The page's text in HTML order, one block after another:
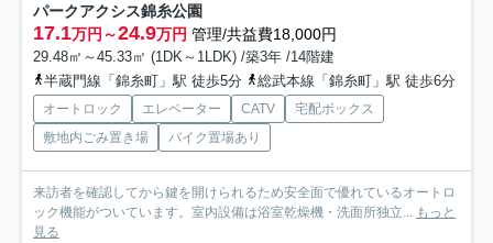
パークアクシス錦糸公園
17.1万円～24.9万円 管理/共益費18,000円
29.48㎡～45.33㎡ (1DK～1LDK) /築3年 /14階建
半蔵門線「錦糸町」駅 徒歩5分
総武本線「錦糸町」駅 徒歩6分
オートロック エレベーター CATV
宅配ボックス
敷地内ごみ置き場
バイク置場あり
来訪者を確認してから鍵を開けられるため安全面で優れているオートロ
ック機能がついています。室内設備は浴室乾燥機・洗面所独立... もっと
見る